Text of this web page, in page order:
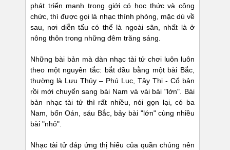
phát triển mạnh trong giới có học thức và công
chức, thì được gọi là nhạc thính phòng, mặc dù về
sau, nơi diễn tấu có thể là ngoài sân, nhất là ở
nông thôn trong những đêm trăng sáng.
Những bài bản mà dàn nhạc tài tử chơi luôn luôn
theo một nguyên tắc: bắt đầu bằng một bài Bắc,
thường là Lưu Thủy – Phú Lục, Tây Thi - Cổ bản
rồi mới chuyển sang bài Nam và vài bài "lớn". Bài
bản nhạc tài tử thì rất nhiều, nói gọn lại, có ba
Nam, bốn Oán, sáu Bắc, bảy bài "lớn" cùng nhiều
bài "nhỏ".
Nhạc tài tử đáp ứng thị hiếu của quần chúng nên